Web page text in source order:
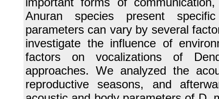
Anuran species present
parameters can vary by several
investigate the influence of
factors on vocalizations of
approaches. We analyzed the
reproductive seasons, and